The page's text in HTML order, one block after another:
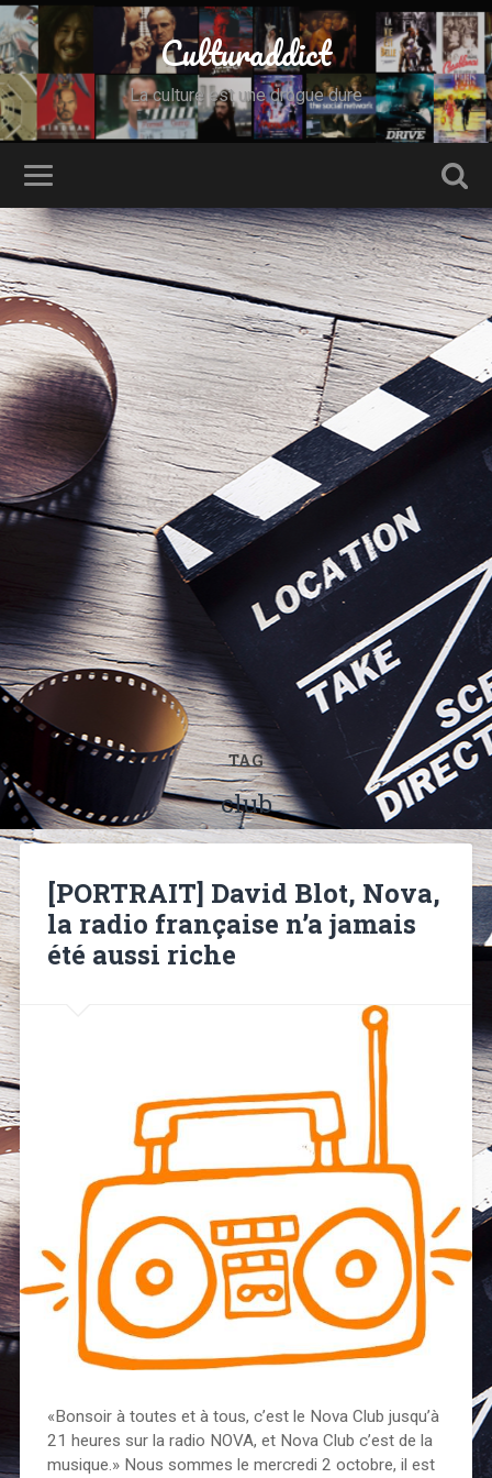
Culturaddict
La culture est une drogue dure
TAG
club
[PORTRAIT] David Blot, Nova,
la radio française n’a jamais
été aussi riche
«Bonsoir à toutes et à tous, c’est le Nova Club jusqu’à
21 heures sur la radio NOVA, et Nova Club c’est de la
musique.» Nous sommes le mercredi 2 octobre, il est